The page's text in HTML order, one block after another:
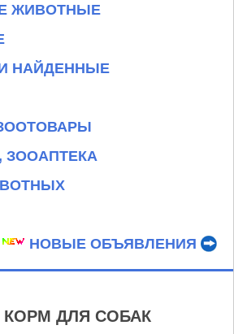
ЖИВОТНЫЕ
НАЙДЕННЫЕ
ЗООАПТЕКА
НОВЫЕ ОБЪЯВЛЕНИЯ
КОРМ ДЛЯ СОБАК